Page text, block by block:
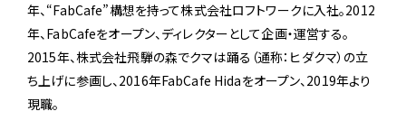
年、“FabCafe”構想を持って株式会社ロフトワークに入社。2012
年、FabCafeをオープン、ディレクターとして企画・運営する。
2015年、株式会社飛騨の森でクマは踊る（通称：ヒダクマ）の立
ち上げに参画し、2016年FabCafe Hidaをオープン、2019年より
現職。